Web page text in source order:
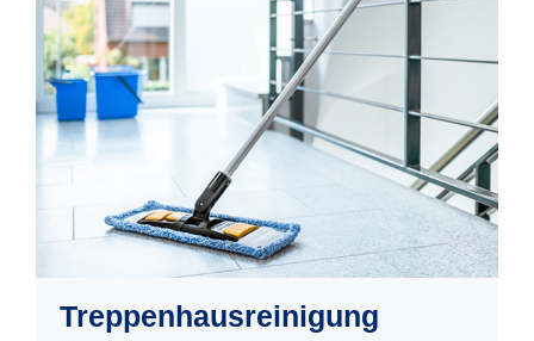
Treppenhausreinigung